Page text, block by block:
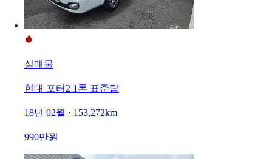
실매물
현대 포터2 1톤 표준탑
18년 02월 · 153,272km
990만원